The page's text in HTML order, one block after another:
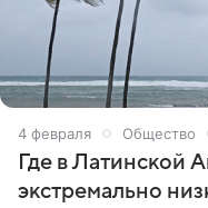
4 февраля Общество
Где в Латинской
экстремально